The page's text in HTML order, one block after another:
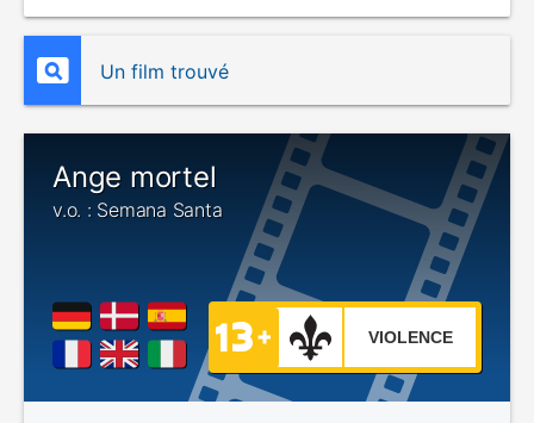
Un film trouvé
Ange mortel
v.o. : Semana Santa
VIOLENCE